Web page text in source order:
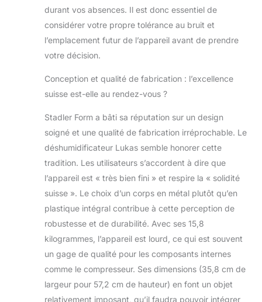
durant vos absences. Il est donc essentiel de
considérer votre propre tolérance au bruit et
l’emplacement futur de l’appareil avant de prendre
votre décision.
Conception et qualité de fabrication : l’excellence
suisse est-elle au rendez-vous ?
Stadler Form a bâti sa réputation sur un design
soigné et une qualité de fabrication irréprochable. Le
déshumidificateur Lukas semble honorer cette
tradition. Les utilisateurs s’accordent à dire que
l’appareil est « très bien fini » et respire la « solidité
suisse ». Le choix d’un corps en métal plutôt qu’en
plastique intégral contribue à cette perception de
robustesse et de durabilité. Avec ses 15,8
kilogrammes, l’appareil est lourd, ce qui est souvent
un gage de qualité pour les composants internes
comme le compresseur. Ses dimensions (35,8 cm de
largeur pour 57,2 cm de hauteur) en font un objet
relativement imposant, qu’il faudra pouvoir intégrer